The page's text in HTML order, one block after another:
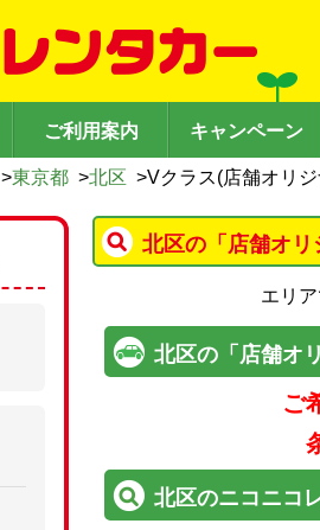
ご利用案内 キャンペーン
>東京都 >北区 >Vクラス(店舗オリ
北区の「店舗オリ
エリア
北区の「店舗オ
ご
北区のニコニコ